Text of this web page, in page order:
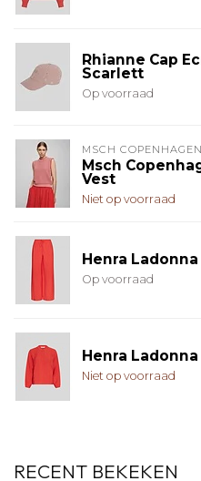
Rhianne Cap
Scarlett
Op voorraad
MSCH COPENHAGEN
Msch
Vest
Niet op voorraad
Henra
Op voorraad
Henra
Niet op voorraad
RECENT BEKEKEN